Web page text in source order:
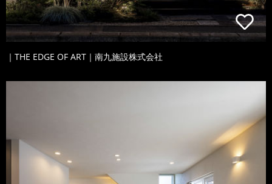
｜THE EDGE OF ART｜南九施設株式会社